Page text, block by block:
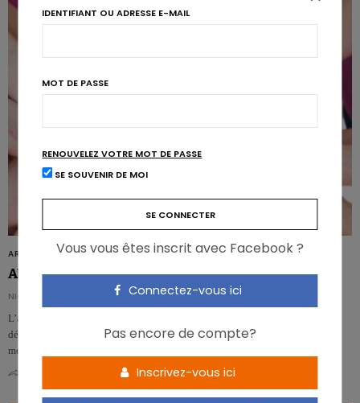
ARTICLES
Alcool et cancer du sein: les fibres protègent
NICOLAS GUGGENBÜHL
L’association entre la consommation d’alcool et certains cancers hormono-
dépendants semble modulée par l’apport en fibres alimentaires, comme le
montre pour…
IDENTIFIANT OU ADRESSE E-MAIL
MOT DE PASSE
RENOUVELEZ VOTRE MOT DE PASSE
SE SOUVENIR DE MOI
Vous vous êtes inscrit avec Facebook ?
Connectez-vous ici
Pas encore de compte?
Inscrivez-vous ici